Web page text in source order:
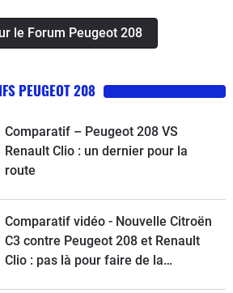
le Forum Peugeot 208
PEUGEOT 208
Comparatif – Peugeot 208 VS
Renault Clio : un dernier pour la
route
Comparatif vidéo - Nouvelle Citroën
C3 contre Peugeot 208 et Renault
Clio : pas là pour faire de la